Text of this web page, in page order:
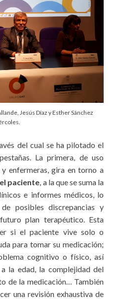
Jesús Díaz y Esther Sánchez
del cual se ha pilotado el
La primera, de uso
enfermeras, gira en torno a
paciente, a la que se suma la
e informes médicos, lo
posibles discrepancias y
plan terapéutico. Esta
si el paciente vive solo o
para tomar su medicación;
cognitivo o físico, así
la edad, la complejidad del
de la medicación… También
una revisión exhaustiva de